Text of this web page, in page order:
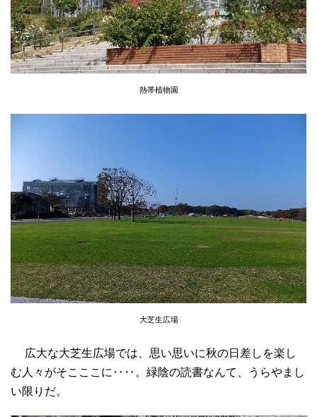
熱帯植物園
大芝生広場
広大な大芝生広場では、思い思いに秋の日差しを楽し
む人々がそこここに‥‥。緑陰の読書なんて、うらやまし
い限りだ。